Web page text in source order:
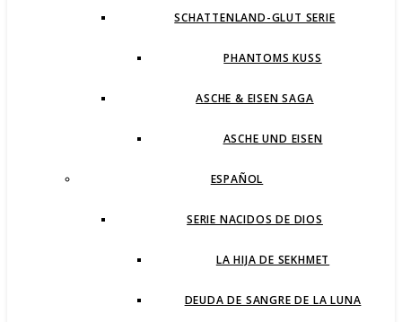
SCHATTENLAND-GLUT SERIE
PHANTOMS KUSS
ASCHE & EISEN SAGA
ASCHE UND EISEN
ESPAÑOL
SERIE NACIDOS DE DIOS
LA HIJA DE SEKHMET
DEUDA DE SANGRE DE LA LUNA